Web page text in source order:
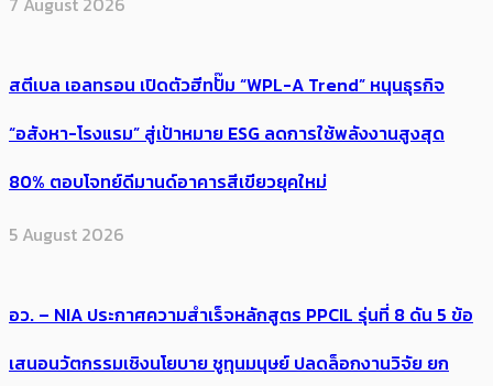
สตีเบล เอลทรอน เปิดตัวฮีทปั๊ม “WPL-A Trend” หนุนธุรกิจ
“อสังหา-โรงแรม” สู่เป้าหมาย ESG ลดการใช้พลังงานสูงสุด
80% ตอบโจทย์ดีมานด์อาคารสีเขียวยุคใหม่
5 August 2026
อว. – NIA ประกาศความสำเร็จหลักสูตร PPCIL รุ่นที่ 8 ดัน 5 ข้อ
เสนอนวัตกรรมเชิงนโยบาย ชูทุนมนุษย์ ปลดล็อกงานวิจัย ยก